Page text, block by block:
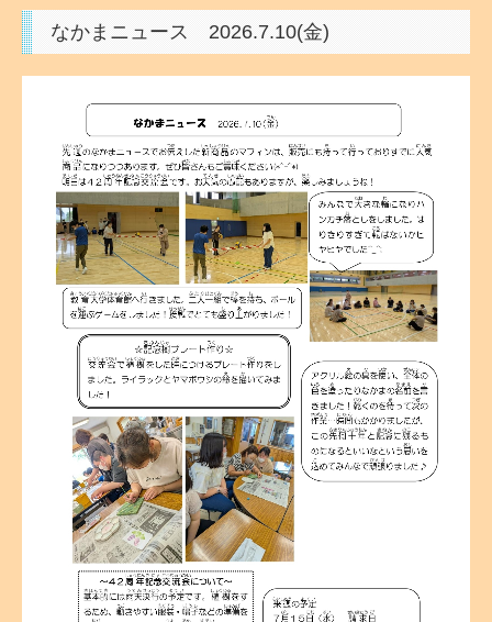
なかまニュース 2026.7.10(金)